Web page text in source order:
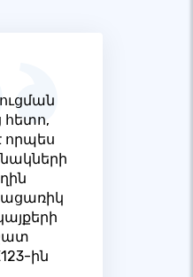
հետո,
որպես
ին